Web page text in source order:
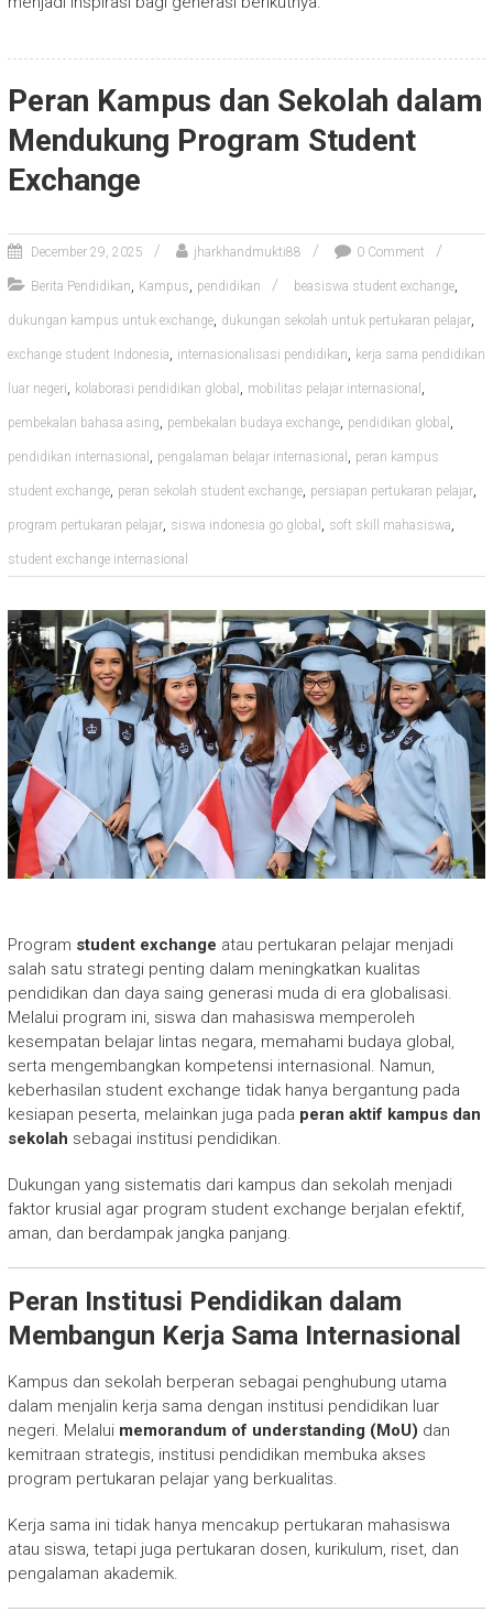
Peran Kampus dan Sekolah dalam
Mendukung Program Student
Exchange
December 29, 2025 jharkhandmukti88 0 Comment
Berita Pendidikan, Kampus, pendidikan beasiswa student exchange,
dukungan kampus untuk exchange, dukungan sekolah untuk pertukaran pelajar,
exchange student Indonesia, internasionalisasi pendidikan, kerja sama pendidikan
luar negeri, kolaborasi pendidikan global , mobilitas pelajar internasional ,
pembekalan bahasa asing, pembekalan budaya exchange, pendidikan global ,
pendidikan internasional , pengalaman belajar internasional , peran kampus
student exchange, peran sekolah student exchange, persiapan pertukaran pelajar,
program pertukaran pelajar, siswa indonesia go global , soft skill mahasiswa,
student exchange internasional
Program student exchange atau pertukaran pelajar menjadi
salah satu strategi penting dalam meningkatkan kualitas
pendidikan dan daya saing generasi muda di era globalisasi.
Melalui program ini, siswa dan mahasiswa memperoleh
kesempatan belajar lintas negara, memahami budaya global,
serta mengembangkan kompetensi internasional. Namun,
keberhasilan student exchange tidak hanya bergantung pada
kesiapan peserta, melainkan juga pada peran aktif kampus dan
sekolah sebagai institusi pendidikan.
Dukungan yang sistematis dari kampus dan sekolah menjadi
faktor krusial agar program student exchange berjalan efektif,
aman, dan berdampak jangka panjang.
Peran Institusi Pendidikan dalam
Membangun Kerja Sama Internasional
Kampus dan sekolah berperan sebagai penghubung utama
dalam menjalin kerja sama dengan institusi pendidikan luar
negeri. Melalui memorandum of understanding (MoU) dan
kemitraan strategis, institusi pendidikan membuka akses
program pertukaran pelajar yang berkualitas.
Kerja sama ini tidak hanya mencakup pertukaran mahasiswa
atau siswa, tetapi juga pertukaran dosen, kurikulum, riset, dan
pengalaman akademik.